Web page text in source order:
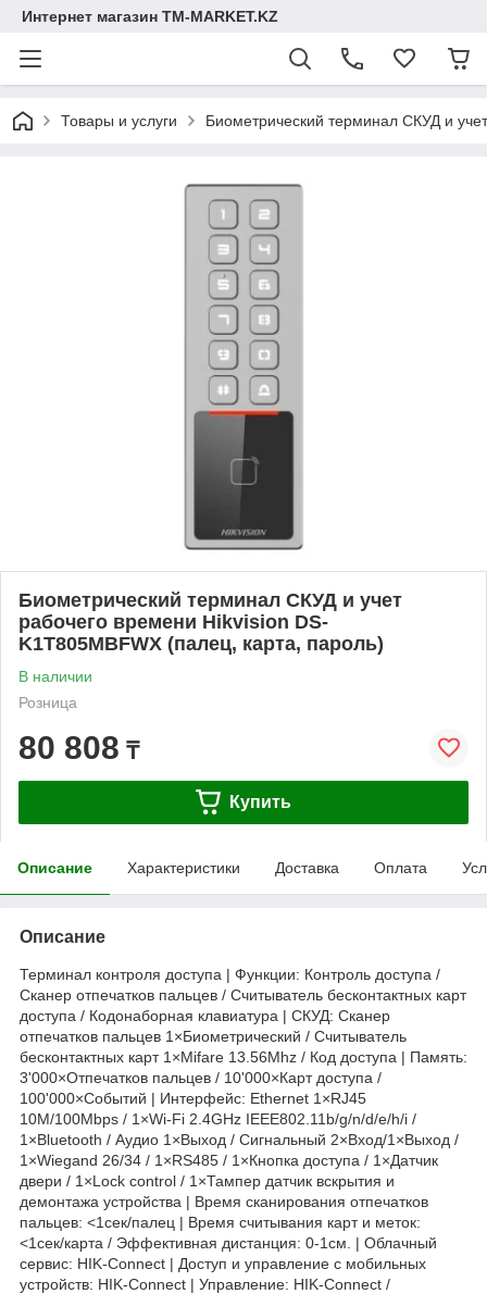
Интернет магазин TM-MARKET.KZ
Товары и услуги Биометрический терминал СКУД и
Биометрический терминал СКУД и учет
рабочего времени Hikvision DS-
K1T805MBFWX (палец, карта, пароль)
В наличии
Розница
80 808 ₸
Купить
Описание Характеристики Доставка Оплата
Описание
Терминал контроля доступа | Функции: Контроль доступа /
Сканер отпечатков пальцев / Считыватель бесконтактных карт
доступа / Кодонаборная клавиатура | СКУД: Сканер
отпечатков пальцев 1×Биометрический / Считыватель
бесконтактных карт 1×Mifare 13.56Mhz / Код доступа | Память:
3'000×Отпечатков пальцев / 10'000×Карт доступа /
100'000×Событий | Интерфейс: Ethernet 1×RJ45
10M/100Mbps / 1×Wi-Fi 2.4GHz IEEE802.11b/g/n/d/e/h/i /
1×Bluetooth / Аудио 1×Выход / Сигнальный 2×Вход/1×Выход /
1×Wiegand 26/34 / 1×RS485 / 1×Кнопка доступа / 1×Датчик
двери / 1×Lock control / 1×Тампер датчик вскрытия и
демонтажа устройства | Время сканирования отпечатков
пальцев: <1сек/палец | Время считывания карт и меток:
<1сек/карта / Эффективная дистанция: 0-1см. | Облачный
сервис: HIK-Connect | Доступ и управление с мобильных
устройств: HIK-Connect | Управление: HIK-Connect /